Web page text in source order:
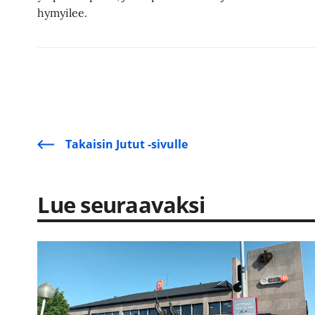
hymyilee.
Takaisin Jutut -sivulle
Lue seuraavaksi